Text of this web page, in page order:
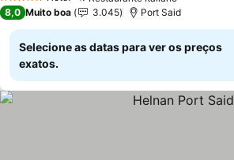
5 Estrelas
8,0 Muito boa 3.045 Port Said
Selecione as datas para ver os preços
exatos.